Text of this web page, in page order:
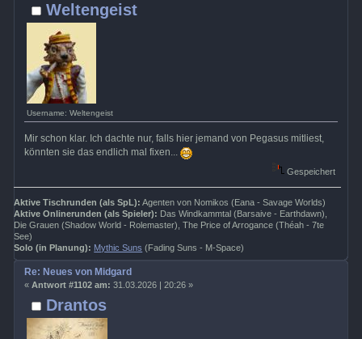
Weltengeist
Username: Weltengeist
Mir schon klar. Ich dachte nur, falls hier jemand von Pegasus mitliest,
könnten sie das endlich mal fixen...
Gespeichert
Aktive Tischrunden (als SpL): Agenten von Nomikos (Eana - Savage Worlds)
Aktive Onlinerunden (als Spieler): Das Windkammtal (Barsaive - Earthdawn),
Die Grauen (Shadow World - Rolemaster), The Price of Arrogance (Théah - 7te
See)
Solo (in Planung): Mythic Suns (Fading Suns - M-Space)
Drantos
Re: Neues von Midgard
« Antwort #1102 am: 31.03.2026 | 20:26 »